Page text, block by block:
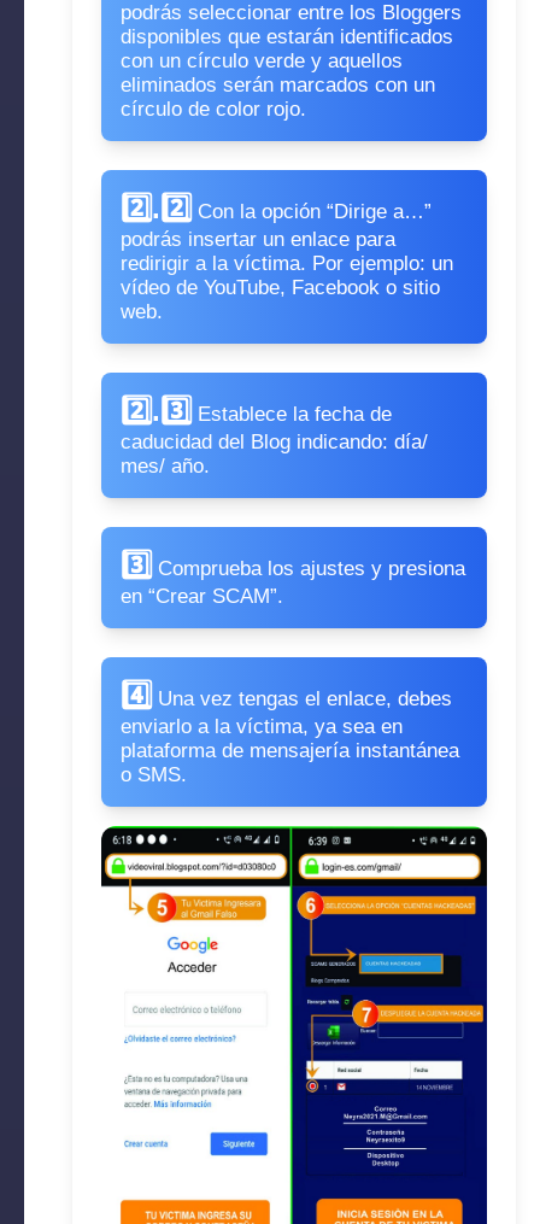
podrás seleccionar entre los Bloggers
disponibles que estarán identificados
con un círculo verde y aquellos
eliminados serán marcados con un
círculo de color rojo.
2️⃣.2️⃣ Con la opción “Dirige a…”
podrás insertar un enlace para
redirigir a la víctima. Por ejemplo: un
vídeo de YouTube, Facebook o sitio
web.
2️⃣.3️⃣ Establece la fecha de
caducidad del Blog indicando: día/
mes/ año.
3️⃣ Comprueba los ajustes y presiona
en “Crear SCAM”.
4️⃣ Una vez tengas el enlace, debes
enviarlo a la víctima, ya sea en
plataforma de mensajería instantánea
o SMS.